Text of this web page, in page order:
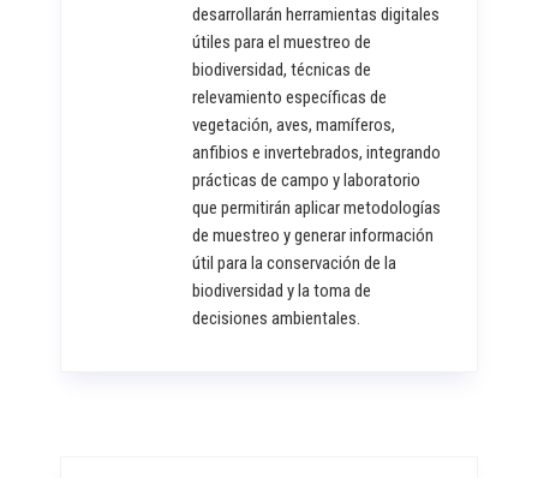
desarrollarán herramientas digitales
útiles para el muestreo de
biodiversidad, técnicas de
relevamiento específicas de
vegetación, aves, mamíferos,
anfibios e invertebrados, integrando
prácticas de campo y laboratorio
que permitirán aplicar metodologías
de muestreo y generar información
útil para la conservación de la
biodiversidad y la toma de
decisiones ambientales.